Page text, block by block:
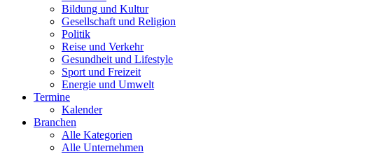
Bildung und Kultur
Gesellschaft und Religion
Politik
Reise und Verkehr
Gesundheit und Lifestyle
Sport und Freizeit
Energie und Umwelt
Termine
Kalender
Branchen
Alle Kategorien
Alle Unternehmen